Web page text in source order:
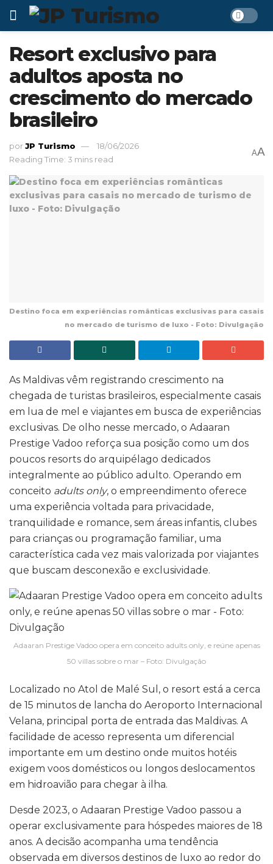
Resort exclusivo para
adultos aposta no
crescimento do mercado
brasileiro
porJP Turismo
18/06/2026
Reading Time: 3 mins read
AA
Destino foca em experiências românticas exclusivas para casais
no mercado de turismo de luxo - Foto: Divulgação
As Maldivas vêm registrando crescimento na
chegada de turistas brasileiros, especialmente casais
em lua de mel e viajantes em busca de experiências
exclusivas. De olho nesse mercado, o Adaaran
Prestige Vadoo reforça sua posição como um dos
poucos resorts do arquipélago dedicados
integralmente ao público adulto. Operando em
conceito adults only, o empreendimento oferece
uma experiência voltada para privacidade,
tranquilidade e romance, sem áreas infantis, clubes
para crianças ou programação familiar, uma
característica cada vez mais valorizada por viajantes
que buscam desconexão e exclusividade.
Adaaran Prestige Vadoo opera em conceito adults only, e reúne apenas
50 villas sobre o mar – Foto: Divulgação
Localizado no Atol de Malé Sul, o resort está a cerca
de 15 minutos de lancha do Aeroporto Internacional
Velana, principal porta de entrada das Maldivas. A
facilidade de acesso representa um diferencial
importante em um destino onde muitos hotéis
exigem voos domésticos ou longos deslocamentos
em hidroavião para chegar à ilha.
Desde 2023, o Adaaran Prestige Vadoo passou a
operar exclusivamente para hóspedes maiores de 18
anos. A decisão acompanha uma tendência
observada em diversos destinos de luxo ao redor do